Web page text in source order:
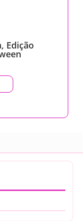
Edição